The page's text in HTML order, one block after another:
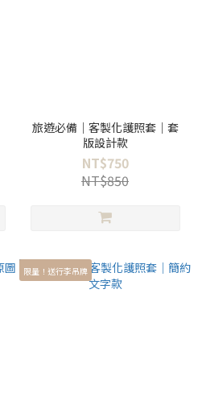
旅遊必備｜客製化護照套｜套
版設計款
NT$750
NT$850
限量！送行李吊牌